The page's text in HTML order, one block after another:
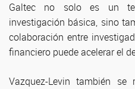
Galtec no solo es un
investigación básica, sino
colaboración entre
financiero puede acelerar el
Vazquez-Levin también